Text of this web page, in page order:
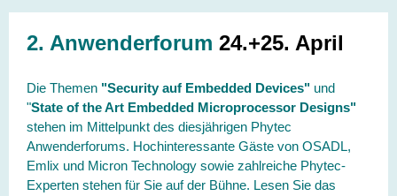
2. Anwenderforum 24.+25. April
Die Themen "Security auf Embedded Devices" und
"State of the Art Embedded Microprocessor Designs"
stehen im Mittelpunkt des diesjährigen Phytec
Anwenderforums. Hochinteressante Gäste von OSADL,
Emlix und Micron Technology sowie zahlreiche Phytec-
Experten stehen für Sie auf der Bühne. Lesen Sie das